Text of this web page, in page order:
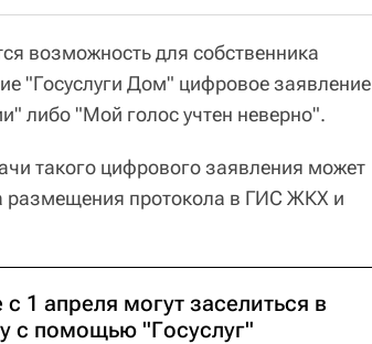
возможность для собственника
"Госуслуги Дом" цифровое заявление
либо "Мой голос учтен неверно".
такого цифрового заявления может
размещения протокола в ГИС ЖКХ и
1 апреля могут заселиться в
с помощью "Госуслуг"